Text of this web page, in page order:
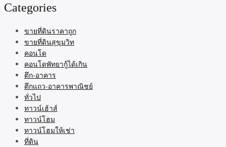
Categories
ขายที่ดินราคาถูก
ขายที่ดินสุขุมวิท
คอนโด
คอนโดพัทยากู้ได้เกิน
ตึก-อาคาร
ตึกแถว-อาคารพาณิชย์
ทั่วไป
ทาวน์เฮ้าส์
ทาวน์โฮม
ทาวน์โฮมให้เช่า
ที่ดิน